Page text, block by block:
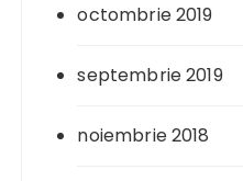
octombrie 2019
septembrie 2019
noiembrie 2018